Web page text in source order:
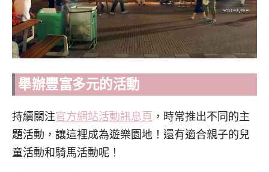
舉辦豐富多元的活動
持續關注官方網站活動訊息頁 ，時常推出不同的主
題活動，讓這裡成為遊樂園地！還有適合親子的兒
童活動和騎馬活動呢！